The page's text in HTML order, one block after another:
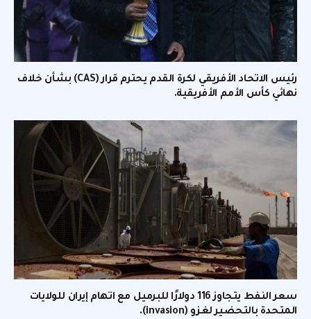
رئيس الاتحاد الأفريقي لكرة القدم يحترم قرار (CAS) بشأن خلاف
نهائي كأس الأمم الأفريقية.
سعر النفط يتجاوز 116 دولارًا للبرميل مع اتهام إيران للولايات
المتحدة بالتحضير لغزو (invasion).